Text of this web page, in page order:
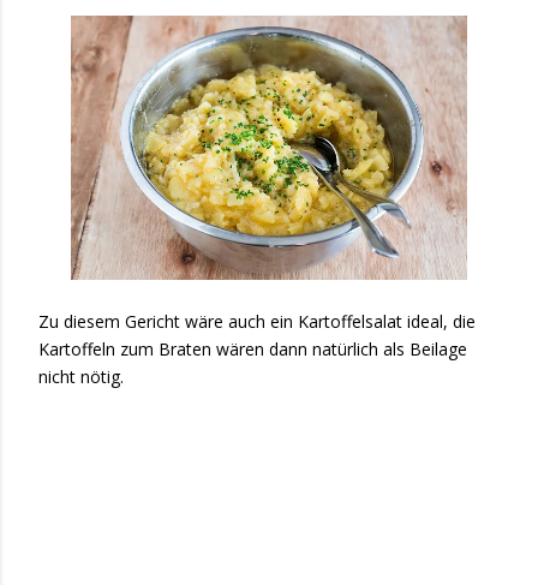
Zu diesem Gericht wäre auch ein Kartoffelsalat ideal, die
Kartoffeln zum Braten wären dann natürlich als Beilage
nicht nötig.